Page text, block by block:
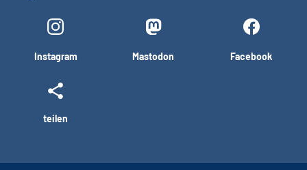
Instagram Mastodon Facebook
teilen